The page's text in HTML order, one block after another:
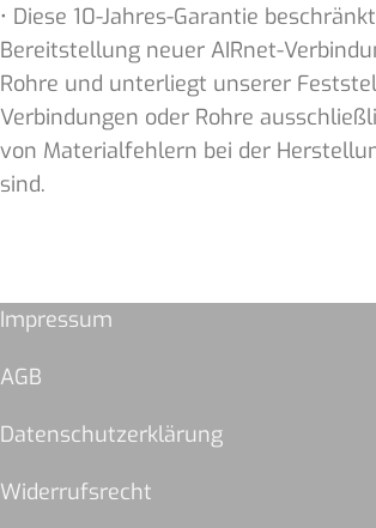
• Diese 10-Jahres-Garantie
Bereitstellung neuer AIRnet-
Rohre und unterliegt unserer
Verbindungen oder Rohre
von Materialfehlern bei der
sind.
Impressum
AGB
Datenschutzerklärung
Widerrufsrecht